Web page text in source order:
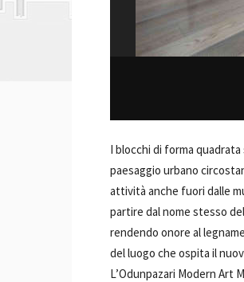
I blocchi di forma
paesaggio urbano
attività anche fuori dalle
partire dal nome stesso
rendendo onore al
del luogo che ospita il
L’Odunpazari Modern Art